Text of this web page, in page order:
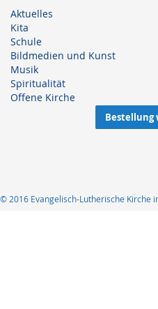
Aktuelles
Kita
Schule
Bildmedien und Kunst
Musik
Spiritualität
Offene Kirche
Bestellung
© 2016 Evangelisch-Lutherische Kirche